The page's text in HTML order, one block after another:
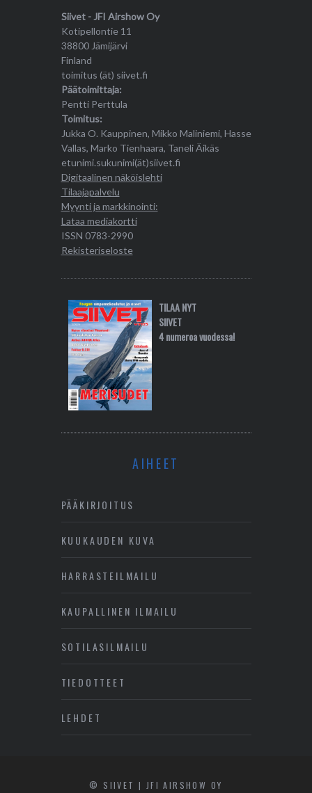
Siivet - JFI Airshow Oy
Kotipellontie 11
38800 Jämijärvi
Finland
toimitus (ät) siivet.fi
Päätoimittaja:
Pentti Perttula
Toimitus:
Jukka O. Kauppinen, Mikko Maliniemi, Hasse
Vallas, Marko Tienhaara, Taneli Äikäs
etunimi.sukunimi(ät)siivet.fi
Digitaalinen näköislehti
Tilaajapalvelu
Myynti ja markkinointi:
Lataa mediakortti
ISSN 0783-2990
Rekisteriseloste
TILAA NYT
SIIVET
4 numeroa vuodessa!
AIHEET
PÄÄKIRJOITUS
KUUKAUDEN KUVA
HARRASTEILMAILU
KAUPALLINEN ILMAILU
SOTILASILMAILU
TIEDOTTEET
LEHDET
© SIIVET | JFI AIRSHOW OY